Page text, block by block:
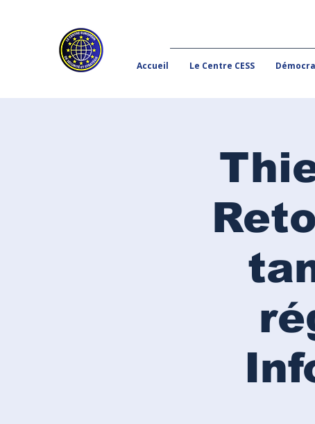
Accueil Le Centre CESS